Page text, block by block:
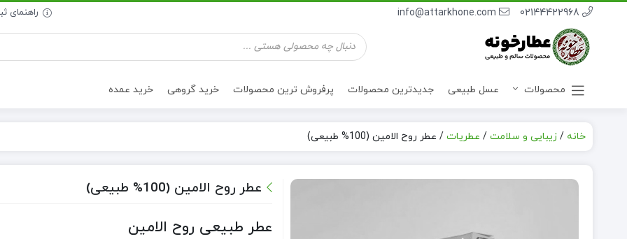
راهنمای 02144422968
info@attarkhone.com
جستجوی
محصولات
محصولات
نوشیدنی ها
عسل طبیعی جدیدترین محصولات پرفروش ترین محصولات خرید گروهی خرید عمده
خانه / زیبایی و سلامت/ عطریات/ عطر روح الامین (100% طبیعی)
عطر روح الامین (100% طبیعی)
عطر طبیعی روح الامین